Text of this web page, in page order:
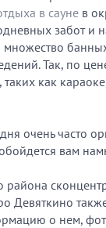
в сауне в
забот и
Так, по
таких как
очень часто
вам
района
Девяткино
о нем,